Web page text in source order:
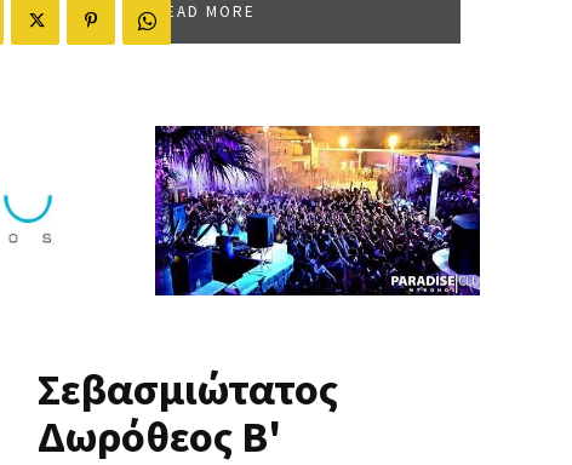
READ MORE
Σεβασμιώτατος
Δωρόθεος Β'